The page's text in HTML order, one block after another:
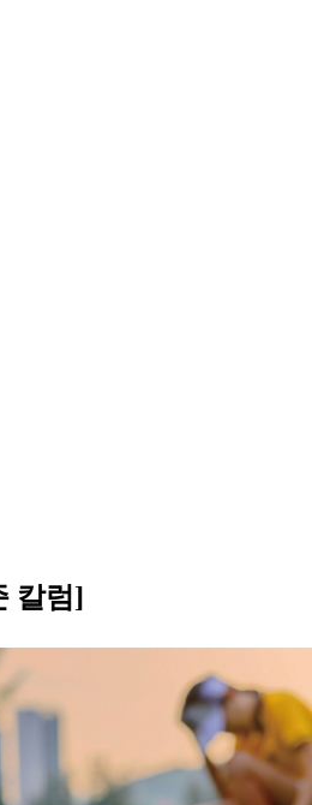
칼럼]